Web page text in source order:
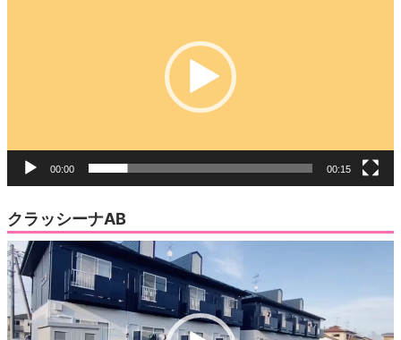
00:00 00:15
クラッシーナAB
動
画
プ
レ
ー